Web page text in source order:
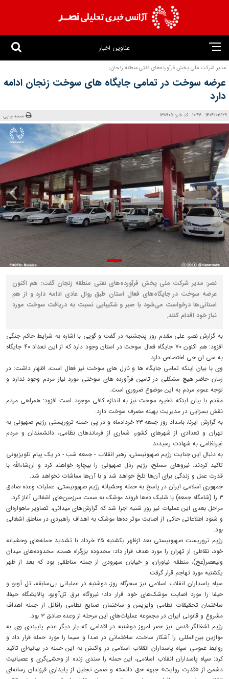
عناوین اخبار
مدیر شرکت ملی پخش فرآورده‌های نفتی منطقه زنجان:
عرضه سوخت در تمامی جایگاه‌ های سوخت زنجان ادامه
دارد
1404/03/29 - 10:46 - کد خبر: 138905 نسخه چاپی
نصر: مدیر شرکت ملی پخش فرآورده‌های نفتی منطقه زنجان گفت: هم اکنون
عرضه سوخت در جایگاه‌های فعال استان طبق روال عادی ادامه دارد و از هم
استانی‌ها درخواست می‌شود با صبر و شکیبایی نسبت به دریافت سوخت مورد
نیاز خود اقدام کنند.
به گزارش نصر، علی مقدم روز پنجشنبه در گفت و گویی با اشاره به شرایط حاکم جنگی
افزود: هم اکنون ۷۰ جایگاه فعال سوخت در استان وجود دارد که از این تعداد ۴۰ جایگاه
به سی ان جی اختصاص دارد.
وی با بیان اینکه تمامی جایگاه ها و نازل های سوخت نیز فعال است، اظهار داشت: در
زمان حاضر هیچ مشکلی در تامین فرآورده های سوختی مورد نیاز مردم وجود ندارد و
توجه عموم مردم به این موضوع ضروری است.
مقدم با بیان اینکه ذخیره سوخت نیز به اندازه کافی موجود است افزود: همراهی مردم
نقش بسزایی در مدیریت بهینه مصرف سوخت دارد.
به گزارش ایرنا، بامداد روز جمعه ۲۳ خردادماه و در پی حمله تروریستی رژیم صهیونی به
تهران و تعدادی از شهرهای کشور، شماری از فرماندهان نظامی، دانشمندان و مردم
غیرنظامی به شهادت رسیدند.
به دنبال این جنایت رژیم صهیونیستی، رهبر انقلاب - جمعه شب - در یک پیام تلویزیونی
تاکید کردند: نیروهای مسلح، رژیم رذل صهیونی را بیچاره خواهند کرد و ان‌شاءالله با
قدرت عمل و زندگی برای آن‌ها تلخ خواهد شد و با آن‌ها مماشات نخواهد شد.
جمهوری اسلامی ایران در پاسخ به حمله وحشیانه رژیم صهیونیستی، عملیات وعده صادق
۳ را (شامگاه جمعه) با شلیک ده‌ها فروند موشک‌ به سمت سرزمین‌های اشغالی آغاز کرد.
مراحل بعدی این عملیات نیز روز شنبه اجرا شد که گزارش‌های میدانی، تصاویر ماهواره‌ای
و شنود اطلاعاتی حاکی از اصابت موثر ده‌ها موشک به اهداف راهبردی در مناطق اشغالی
بود.
رژیم تروریست صهیونیستی بعد ازظهر یکشنبه ۲۵ خرداد با تشدید حمله‌های وحشیانه
خود، نقاطی از تهران را مورد هدف قرار داد؛ محدوده بزرگراه همت، محدوده‌های میدان
ولیعصر(عج)، منطقه نیاوران، و خیابان سهرودی از جمله مناطقی بود که بعد از ظهر
یکشنبه مورد تهاجم قرار گرفت.
سپاه پاسداران انقلاب اسلامی نیز سحرگاه روز، دوشنبه در عملیاتی بی‌سابقه، تل آویو و
حیفا را مورد اصابت موشک‌های خود قرار داد؛ نیروگاه برق تل‌آویو، پالایشگاه حیفا،
ساختمان تحقیقات نظامی وایزیمن و ساختمان صنایع نظامی رافائل از جمله اهداف
مشروع و قانونی ایران در مجموعه عملیات‌های این مرحله از وعده صادق ۳ بود.
رژیم اشغالگر قدس نیز عصر امروز دوشنبه در اقدامی که بار دیگر عدم پایبندی وی به
موازین بین‌المللی را آشکار ساخت، ساختمانی در صدا و سیما را مورد حمله قرار داد و
روابط عمومی سپاه پاسداران انقلاب اسلامی در واکنش به این حمله در بیانیه‌ای تاکید
کرد: سپاه پاسداران انقلاب اسلامی، این حمله را سندی زنده از وحشی‌گری و عصبانیت
دشمن از «قدرت روایت» جبهه حق دانسته و ضمن تجلیل از پایداری فرزندان رسانه‌ای